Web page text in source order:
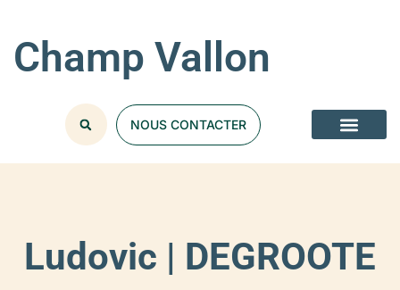
Champ Vallon
NOUS CONTACTER
Ludovic | DEGROOTE